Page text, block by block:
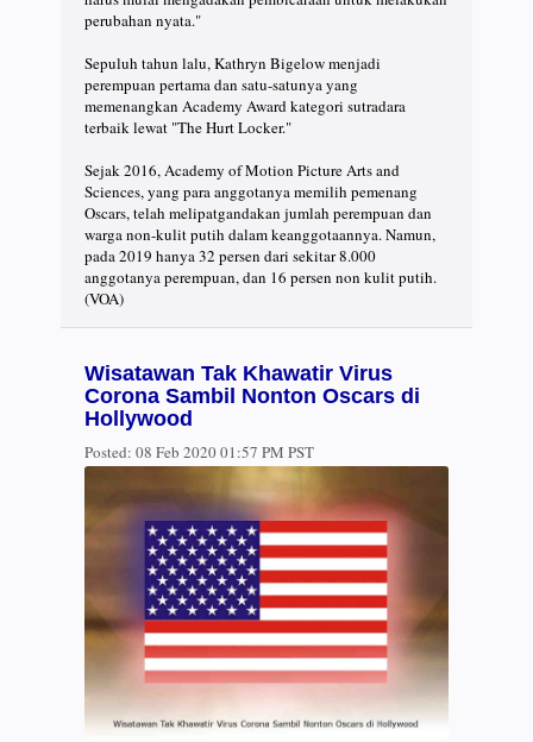
perubahan nyata."
Sepuluh tahun lalu, Kathryn Bigelow menjadi
perempuan pertama dan satu-satunya yang
memenangkan Academy Award kategori sutradara
terbaik lewat "The Hurt Locker."
Sejak 2016, Academy of Motion Picture Arts and
Sciences, yang para anggotanya memilih pemenang
Oscars, telah melipatgandakan jumlah perempuan dan
warga non-kulit putih dalam keanggotaannya. Namun,
pada 2019 hanya 32 persen dari sekitar 8.000
anggotanya perempuan, dan 16 persen non kulit putih.
(VOA)
Wisatawan Tak Khawatir Virus
Corona Sambil Nonton Oscars di
Hollywood
Posted: 08 Feb 2020 01:57 PM PST